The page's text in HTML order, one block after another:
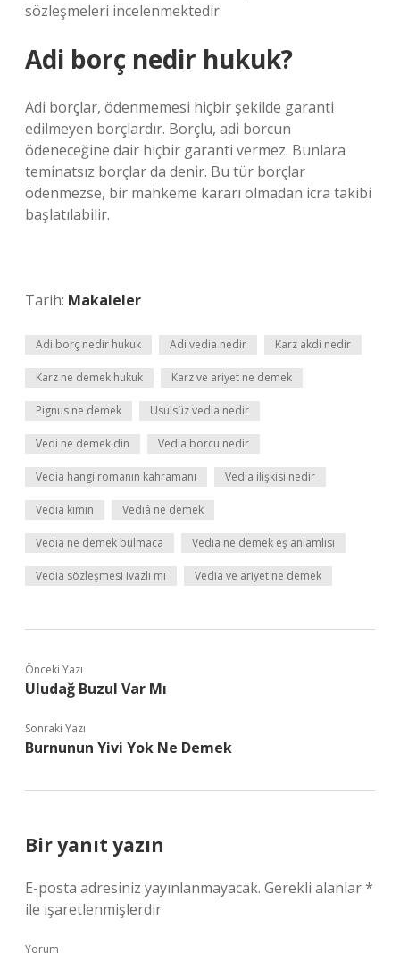
sözleşmeleri incelenmektedir.
Adi borç nedir hukuk?
Adi borçlar, ödenmemesi hiçbir şekilde garanti
edilmeyen borçlardır. Borçlu, adi borcun
ödeneceğine dair hiçbir garanti vermez. Bunlara
teminatsız borçlar da denir. Bu tür borçlar
ödenmezse, bir mahkeme kararı olmadan icra takibi
başlatılabilir.
Tarih: Makaleler
Adi borç nedir hukuk Adi vedia nedir Karz akdi nedir
Karz ne demek hukuk Karz ve ariyet ne demek
Pignus ne demek Usulsüz vedia nedir
Vedi ne demek din Vedia borcu nedir
Vedia hangi romanın kahramanı Vedia ilişkisi nedir
Vedia kimin Vediâ ne demek
Vedia ne demek bulmaca Vedia ne demek eş anlamlısı
Vedia sözleşmesi ivazlı mı Vedia ve ariyet ne demek
Önceki Yazı
Uludağ Buzul Var Mı
Sonraki Yazı
Burnunun Yivi Yok Ne Demek
Bir yanıt yazın
E-posta adresiniz yayınlanmayacak. Gerekli alanlar*
ile işaretlenmişlerdir
Yorum